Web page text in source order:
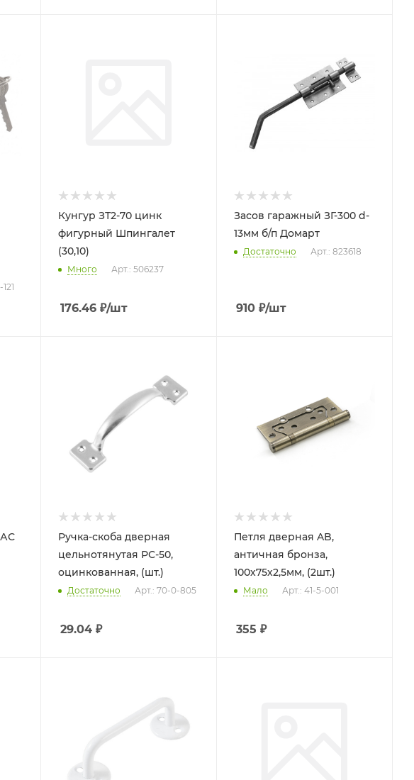
Кунгур ЗТ2-70 цинк
фигурный Шпингалет
(30,10)
Много Арт.: 506237
176.46₽/шт
Засов гаражный ЗГ-300 d-
13мм б/п Домарт
Достаточно Арт.: 823618
910₽/шт
АС
Ручка-скоба дверная
цельнотянутая РС-50,
оцинкованная, (шт.)
Достаточно Арт.: 70-0-805
29.04₽
Петля дверная AB,
античная бронза,
100х75х2,5мм, (2шт.)
Мало Арт.: 41-5-001
355 ₽